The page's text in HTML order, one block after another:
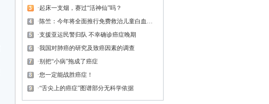
起床一支烟，赛过“活神仙”吗？
陈竺：今年将全面推行免费救治儿童白血病与先天性心脏病
支援亚运民警归队 不幸确诊癌症晚期
我国对肺癌的研究及致癌因素的调查
别把“小病”拖成了癌症
您一定能战胜癌症！
“舌尖上的癌症”图谱部分无科学依据